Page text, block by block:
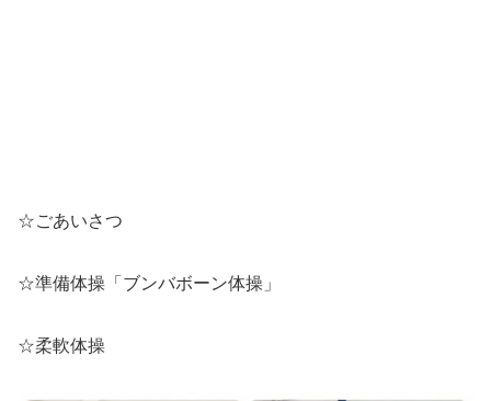
☆ごあいさつ
☆準備体操「ブンバボーン体操」
☆柔軟体操